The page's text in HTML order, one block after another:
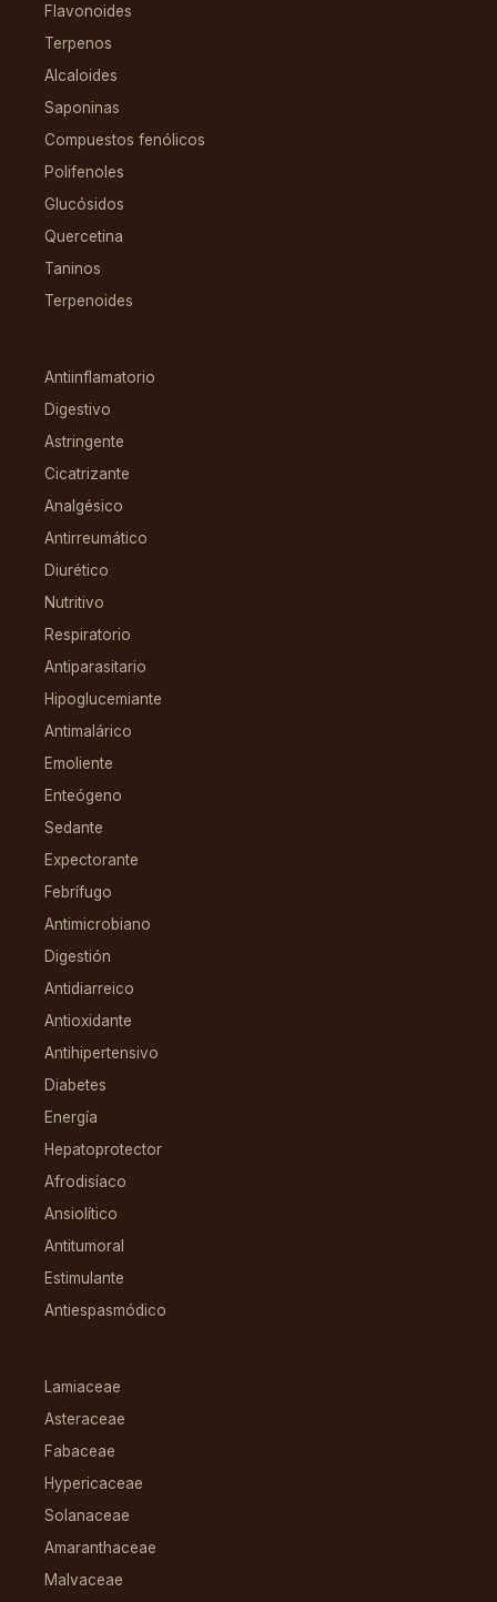
Flavonoides
Terpenos
Alcaloides
Saponinas
Compuestos fenólicos
Polifenoles
Glucósidos
Quercetina
Taninos
Terpenoides
Antiinflamatorio
Digestivo
Astringente
Cicatrizante
Analgésico
Antirreumático
Diurético
Nutritivo
Respiratorio
Antiparasitario
Hipoglucemiante
Antimalárico
Emoliente
Enteógeno
Sedante
Expectorante
Febrífugo
Antimicrobiano
Digestión
Antidiarreico
Antioxidante
Antihipertensivo
Diabetes
Energía
Hepatoprotector
Afrodisíaco
Ansiolítico
Antitumoral
Estimulante
Antiespasmódico
Lamiaceae
Asteraceae
Fabaceae
Hypericaceae
Solanaceae
Amaranthaceae
Malvaceae